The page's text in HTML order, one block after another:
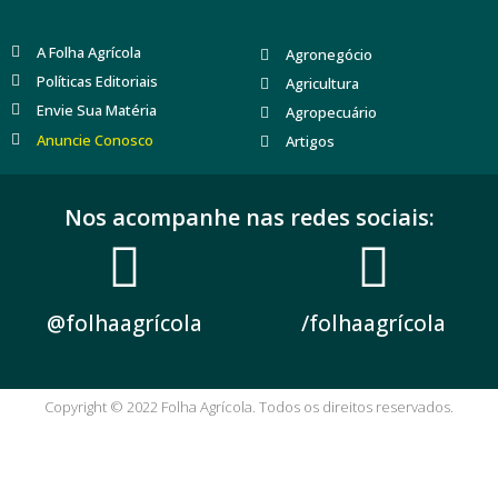
A Folha Agrícola
Políticas Editoriais
Envie Sua Matéria
Anuncie Conosco
Agronegócio
Agricultura
Agropecuário
Artigos
Nos acompanhe nas redes sociais:
@folhaagrícola /folhaagrícola
Copyright © 2022 Folha Agrícola. Todos os direitos reservados.